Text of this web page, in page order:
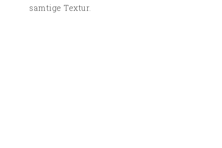
samtige Textur.